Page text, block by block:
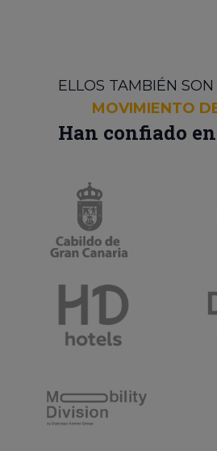
ELLOS TAMBIÉN SON
MOVIMIENTO
Han confiado